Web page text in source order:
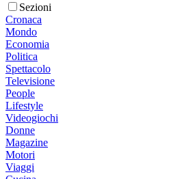
Sezioni
Cronaca
Mondo
Economia
Politica
Spettacolo
Televisione
People
Lifestyle
Videogiochi
Donne
Magazine
Motori
Viaggi